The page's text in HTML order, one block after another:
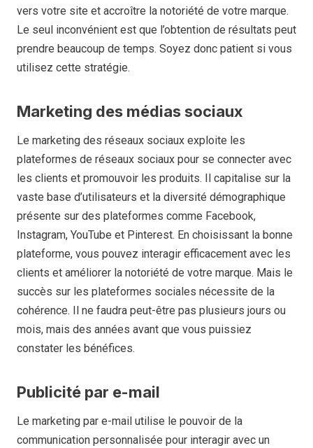
vers votre site et accroître la notoriété de votre marque.
Le seul inconvénient est que l’obtention de résultats peut
prendre beaucoup de temps. Soyez donc patient si vous
utilisez cette stratégie.
Marketing des médias sociaux
Le marketing des réseaux sociaux exploite les
plateformes de réseaux sociaux pour se connecter avec
les clients et promouvoir les produits. Il capitalise sur la
vaste base d’utilisateurs et la diversité démographique
présente sur des plateformes comme Facebook,
Instagram, YouTube et Pinterest. En choisissant la bonne
plateforme, vous pouvez interagir efficacement avec les
clients et améliorer la notoriété de votre marque. Mais le
succès sur les plateformes sociales nécessite de la
cohérence. Il ne faudra peut-être pas plusieurs jours ou
mois, mais des années avant que vous puissiez
constater les bénéfices.
Publicité par e-mail
Le marketing par e-mail utilise le pouvoir de la
communication personnalisée pour interagir avec un